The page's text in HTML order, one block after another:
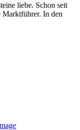
liebe. Schon seit
Marktführer. In den